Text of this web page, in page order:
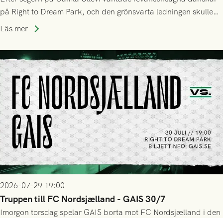
på Right to Dream Park, och den grönsvarta ledningen skulle
upphöra efter mindre än kvarten spelad. På lika mark visade
tennissiffror och det grönsvarta europaäventyret tog slut.
Läs mer
2026-07-29 19:00
Truppen till FC Nordsjælland - GAIS 30/7
Imorgon torsdag spelar GAIS borta mot FC Nordsjælland i den